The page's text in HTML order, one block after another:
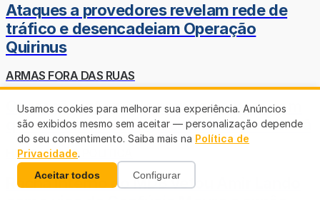
Ataques a provedores revelam rede de
tráfico e desencadeiam Operação
Quirinus
ARMAS FORA DAS RUAS
Operação integrada prende homem com
quatro armas de fogo em Ponta do Abunã
HUMILHAÇÃO POLÍTICA
Racha interno do MDB vetou Amir Lando
Usamos cookies para melhorar sua experiência. Anúncios
são exibidos mesmo sem aceitar — personalização depende
do seu consentimento. Saiba mais na Política de
Privacidade.
Aceitar todos Configurar